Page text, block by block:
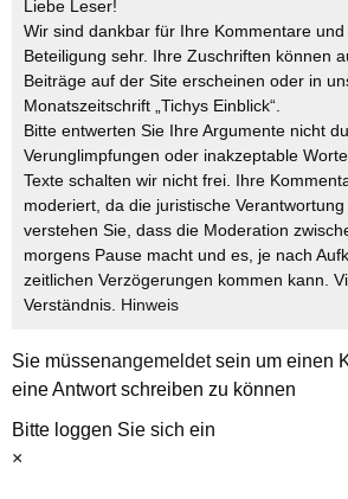
Liebe Leser!
Wir sind dankbar für Ihre Kommentare
Beteiligung sehr. Ihre Zuschriften können
Beiträge auf der Site erscheinen oder in
Monatszeitschrift „Tichys Einblick“.
Bitte entwerten Sie Ihre Argumente nicht
Verunglimpfungen oder inakzeptable
Texte schalten wir nicht frei. Ihre
moderiert, da die juristische
verstehen Sie, dass die Moderation
morgens Pause macht und es, je nach
zeitlichen Verzögerungen kommen kann.
Verständnis. Hinweis
Sie müssenangemeldetsein um einen
eine Antwort schreiben zu können
Bitte loggen Sie sich ein
×